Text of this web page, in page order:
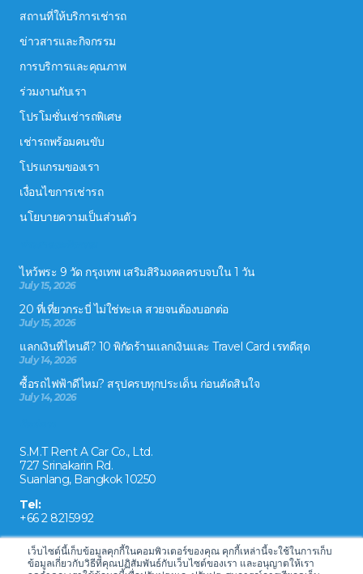
เว็บไซต์นี้เก็บข้อมูลคุกกี้ในคอมพิวเตอร์ของคุณ คุกกี้เหล่านี้จะใช้ในการเก็บ
ข้อมูลเกี่ยวกับวิธีที่คุณปฏิสัมพันธ์กับเว็บไซต์ของเรา และอนุญาตให้เรา
สถานที่ให้บริการเช่ารถ
ข่าวสารและกิจกรรม
การบริการและคุณภาพ
ร่วมงานกับเรา
โปรโมชั่นเช่ารถพิเศษ
เช่ารถพร้อมคนขับ
โปรแกรมของเรา
เงื่อนไขการเช่ารถ
นโยบายความเป็นส่วนตัว
ไหว้พระ 9 วัด กรุงเทพ เสริมสิริมงคลครบจบใน 1 วัน
July 15, 2026
20 ที่เที่ยวกระบี่ ไม่ใช่ทะเล สวยจนต้องบอกต่อ
July 15, 2026
แลกเงินที่ไหนดี? 10 พิกัดร้านแลกเงินและ Travel Card เรทดีสุด
July 14, 2026
ซื้อรถไฟฟ้าดีไหม? สรุปครบทุกประเด็น ก่อนตัดสินใจ
July 14, 2026
S.M.T Rent A Car Co., Ltd.
727 Srinakarin Rd.
Suanlang, Bangkok 10250
Tel:
+66 2 8215992
Email:
reservation@drivecarrental.com